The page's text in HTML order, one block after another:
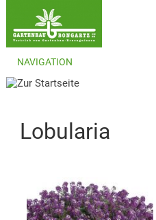
NAVIGATION
Lobularia